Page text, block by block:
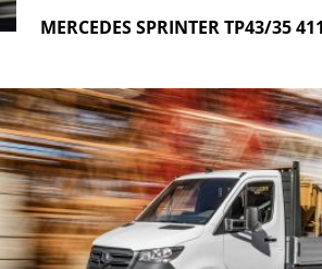
MERCEDES SPRINTER TP43/35